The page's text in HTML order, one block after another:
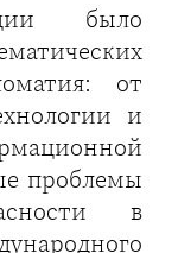
было
от
и
проблемы
в